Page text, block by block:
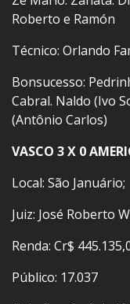
Roberto e Ramón
Técnico: Orlando
Bonsucesso:
Cabral. Naldo (Ivo
(Antônio Carlos)
VASCO 3 X 0
Local: São Januário;
Juiz: José Roberto
Renda: Cr$
Público: 17.037